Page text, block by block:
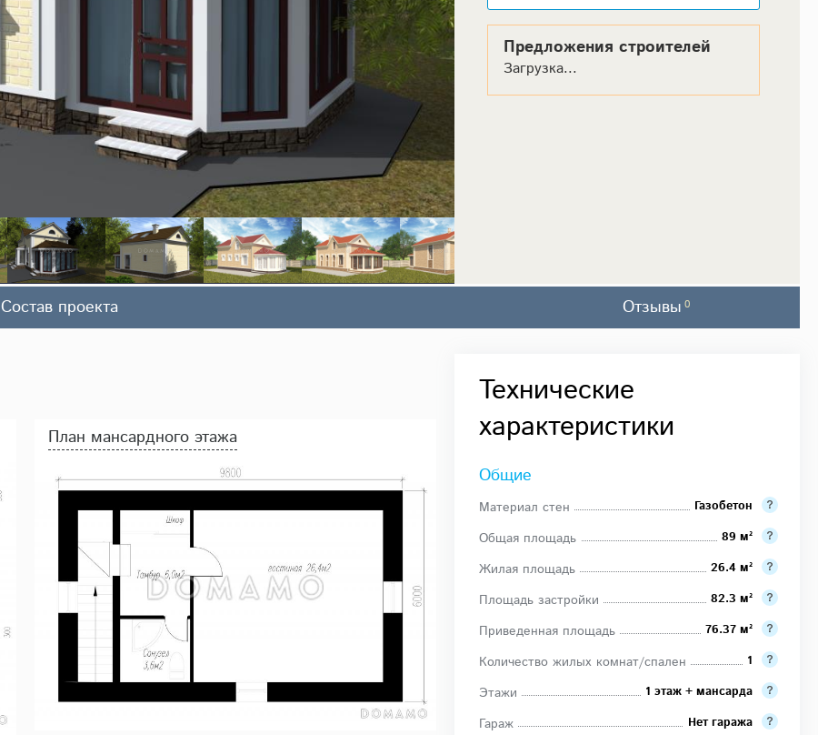
Предложения строителей
Загрузка...
Состав проекта Отзывы 0
Технические
характеристики
Общие
Материал стен Газобетон
Общая площадь 89 м²
Жилая площадь 26.4 м²
Площадь застройки 82.3 м²
Приведенная площадь 76.37 м²
Количество жилых комнат/спален 1
Этажи 1 этаж + мансарда
Гараж Нет гаража
План мансардного этажа